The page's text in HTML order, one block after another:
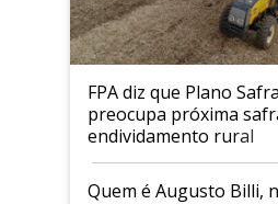
FPA diz que Plano
preocupa próxima
endividamento rural
Quem é Augusto Billi,